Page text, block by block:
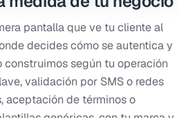
pantalla que ve tu cliente al
decides cómo se autentica y
construimos según tu operación
validación por SMS o redes
aceptación de términos o